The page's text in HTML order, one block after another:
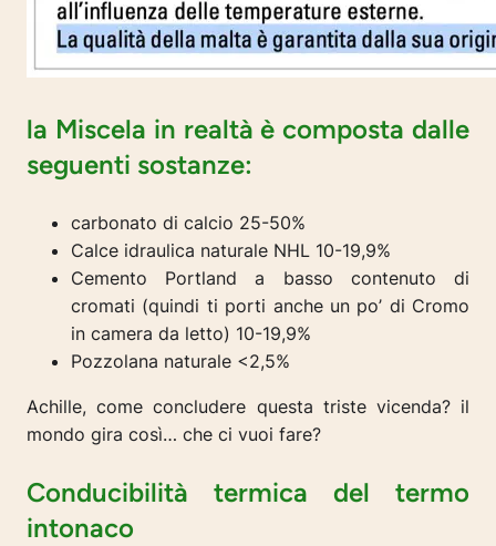
la Miscela in realtà è composta dalle
seguenti sostanze:
carbonato di calcio 25-50%
Calce idraulica naturale NHL 10-19,9%
Cemento Portland a basso contenuto di
cromati (quindi ti porti anche un po’ di Cromo
in camera da letto) 10-19,9%
Pozzolana naturale <2,5%
Achille, come concludere questa triste vicenda? il
mondo gira così… che ci vuoi fare?
Conducibilità termica del termo
intonaco